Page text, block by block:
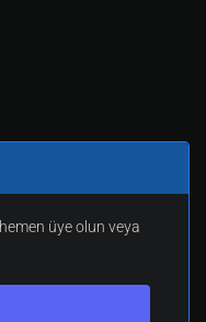
üye olun veya